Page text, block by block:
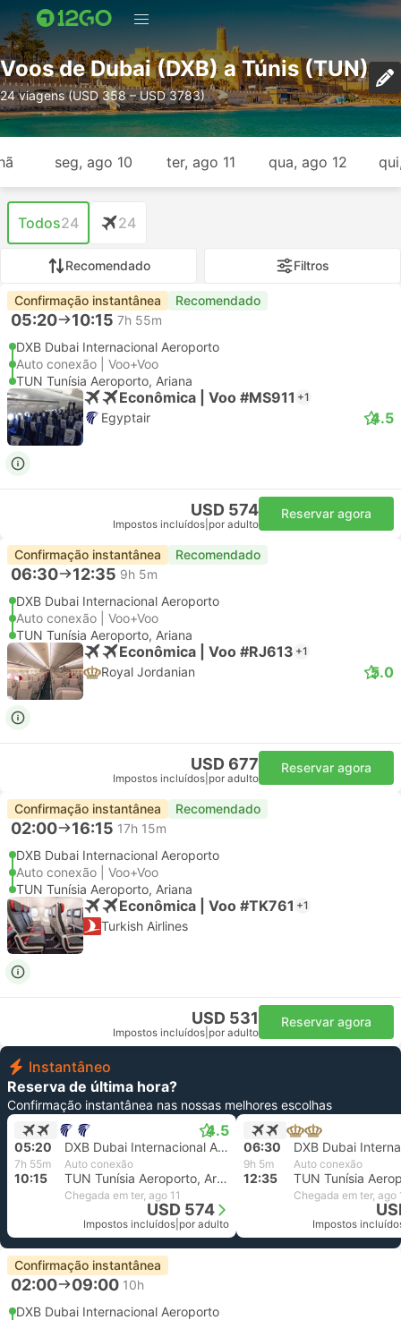
Voos de Dubai (DXB) a Túnis (TUN)
24 viagens (USD 358 – USD 3783)
seg, ago 10 ter, ago 11 qua, ago 12
Todos24 24
Recomendado Filtros
Confirmação instantânea Recomendado
05:20 10:15 7h 55m
DXB Dubai Internacional Aeroporto
Auto conexão | Voo+Voo
TUN Tunísia Aeroporto, Ariana
Econômica | Voo #MS911 +1
Egyptair 4.5
USD 574
Impostos incluídos por adulto
Reservar agora
Confirmação instantânea Recomendado
06:30 12:35 9h 5m
DXB Dubai Internacional Aeroporto
Auto conexão | Voo+Voo
TUN Tunísia Aeroporto, Ariana
Econômica | Voo #RJ613 +1
Royal Jordanian 5.0
USD 677
Impostos incluídos por adulto
Reservar agora
Confirmação instantânea Recomendado
02:00 16:15 17h 15m
DXB Dubai Internacional Aeroporto
Auto conexão | Voo+Voo
TUN Tunísia Aeroporto, Ariana
Econômica | Voo #TK761 +1
Turkish Airlines
USD 531
Impostos incluídos por adulto
Reservar agora
Instantâneo
Reserva de última hora?
Confirmação instantânea nas nossas melhores escolhas
4.5
05:20 DXB Dubai Internacional Aeroporto
7h 55m Auto conexão
10:15 TUN Tunísia Aeroporto, Ariana
Chegada em ter, ago 11
USD 574
Impostos incluídos por adulto
06:30
9h 5m Auto conexão
12:35
Chegada em ter, ago
Impostos
Confirmação instantânea
02:00 09:00 10h
DXB Dubai Internacional Aeroporto